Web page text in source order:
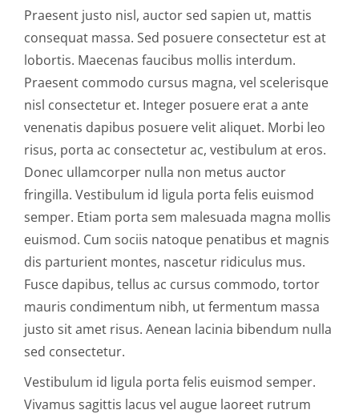
Praesent justo nisl, auctor sed sapien ut, mattis
consequat massa. Sed posuere consectetur est at
lobortis. Maecenas faucibus mollis interdum.
Praesent commodo cursus magna, vel scelerisque
nisl consectetur et. Integer posuere erat a ante
venenatis dapibus posuere velit aliquet. Morbi leo
risus, porta ac consectetur ac, vestibulum at eros.
Donec ullamcorper nulla non metus auctor
fringilla. Vestibulum id ligula porta felis euismod
semper. Etiam porta sem malesuada magna mollis
euismod. Cum sociis natoque penatibus et magnis
dis parturient montes, nascetur ridiculus mus.
Fusce dapibus, tellus ac cursus commodo, tortor
mauris condimentum nibh, ut fermentum massa
justo sit amet risus. Aenean lacinia bibendum nulla
sed consectetur.
Vestibulum id ligula porta felis euismod semper.
Vivamus sagittis lacus vel augue laoreet rutrum